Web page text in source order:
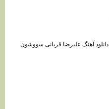
دانلود آهنگ علیرضا قربانی سووشون